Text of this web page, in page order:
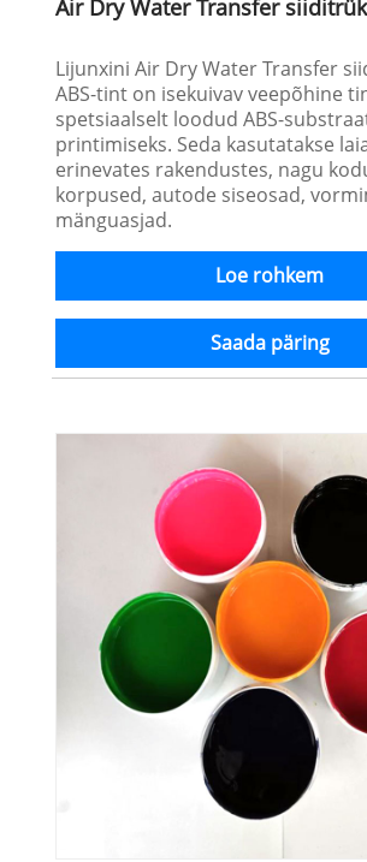
Air Dry Water Transfer
Lijunxini Air Dry Water Transfer
ABS-tint on isekuivav veepõhine
spetsiaalselt loodud ABS-
printimiseks. Seda kasutatakse
erinevates rakendustes, nagu
korpused, autode siseosad,
mänguasjad.
Loe rohkem
Saada päring